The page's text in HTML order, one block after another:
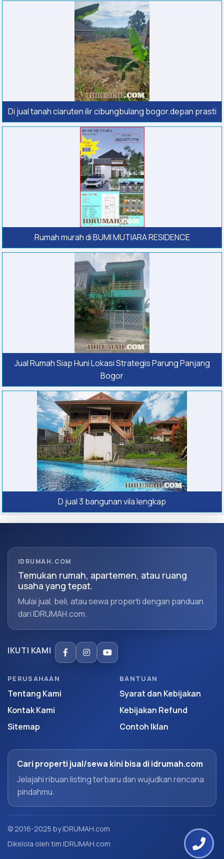
Di jual tanah ciaruten ilir cibungbulang bogor.depan prasti
Rumah murah di BUMI MUTIARA RESIDENCE
Jual Rumah Siap Huni Lokasi Strategis Parung Panjang
Bogor
D jual 3 bangunan vila lengkap
IDRUMAH.COM
Temukan rumah, apartemen, atau ruang
usaha yang tepat.
Mulai jual, beli, atau sewa properti dengan panduan
dari IDRUMAH.com.
IKUTI KAMI
PERUSAHAAN
Tentang Kami
Kontak Kami
Sitemap
BANTUAN
Syarat dan Kebijakan
Kebijakan Refund
Contoh Iklan
Cari properti jual/sewa kini bisa di idrumah.com
Jelajahi ribuan listing terbaru dan wujudkan rencana
pindahmu.
© 2016-2025 by IDRUMAH.com
Dikelola oleh tim IDRUMAH.com